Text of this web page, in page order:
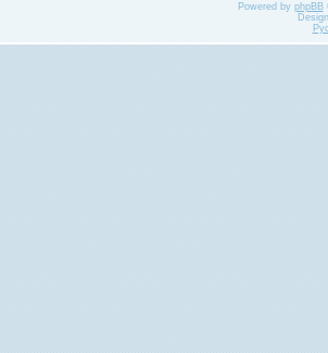
Powered by phpBB